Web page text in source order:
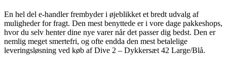
En hel del e-handler frembyder i øjeblikket et bredt udvalg af
muligheder for fragt. Den mest benyttede er i vore dage pakkeshops,
hvor du selv henter dine nye varer når det passer dig bedst. Den er
nemlig meget smertefri, og ofte endda den mest betalelige
leveringsløsning ved køb af Dive 2 – Dykkersæt 42 Large/Blå.